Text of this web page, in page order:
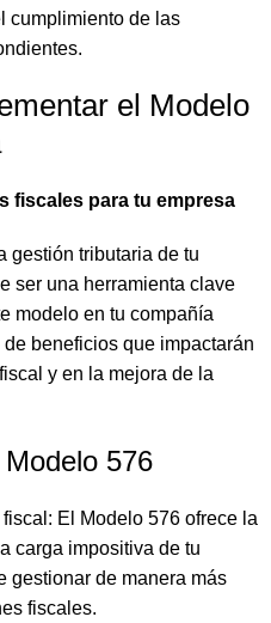
cumplimiento de las
el Modelo
fiscales para tu empresa
gestión tributaria de tu
ser una herramienta clave
modelo en tu compañía
beneficios que impactarán
y en la mejora de la
576
El Modelo 576 ofrece la
carga impositiva de tu
gestionar de manera más
fiscales.